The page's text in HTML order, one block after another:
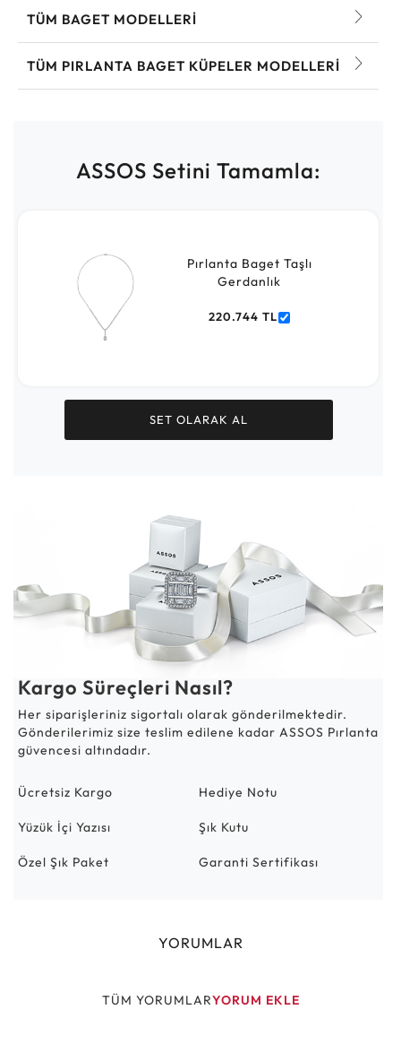
TÜM BAGET MODELLERI
TÜM PIRLANTA BAGET KÜPELER MODELLERI
ASSOS Setini Tamamla:
Pırlanta Baget Taşlı
Gerdanlık
220.744 TL
SET OLARAK AL
Kargo Süreçleri Nasıl?
Her siparişleriniz sigortalı olarak gönderilmektedir.
Gönderilerimiz size teslim edilene kadar ASSOS Pırlanta
güvencesi altındadır.
Ücretsiz Kargo Hediye Notu
Yüzük İçi Yazısı Şık Kutu
Özel Şık Paket Garanti Sertifikası
YORUMLAR
TÜM YORUMLARYORUM EKLE